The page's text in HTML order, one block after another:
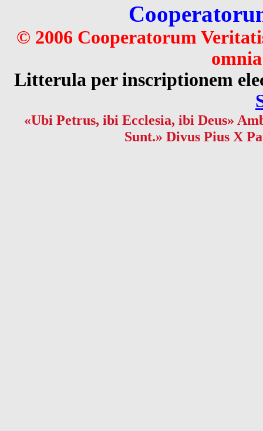
© 2006 Cooperatorum
Litterula per inscriptionem
«Ubi Petrus, ibi Ecclesia, ibi Deus»
Sunt.» Divus Pius X